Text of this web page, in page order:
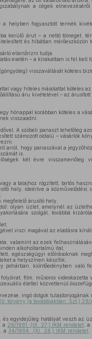
a cégek
helyben fogyasztott termék
kerülő árut – a nettó tömeget,
és hibátlan mérőeszközön
ellenőrizni tudja.
esetén – a kirakatban is fel kell
visszaváltását köteles
vagy hiteles másolattal köteles
áru kivételével – az
hónappal korábban köteles a
visszaadni.
A szóbeli panaszt lehetőleg
számozott oldalú – vásárlók
arról, hogy panaszával a
is.
két évre visszamenőleg
a talajhoz rögzített, tartós
hely, ideértve a közművelődési,
árusító hely,
olyan üzlet, amelynél az
szolgál, továbbá
viszi magával az eladásra
valamint az ezek
alkoholtartalmú ital;
egészségügyi előírásoknak
a helyszínen készítik;
pohárban, kiöntőedényben való
film, műsoros
élettel közvetlenül
ingó dolgok tulajdonjogának
törvény (a továbbiakban: Szt.)
egyidejűleg hatályát veszti az
, a 26/1991. (IX. 27.) IKM rendelet, a
a34/1994. (XI. 28.) IKM rendelet,